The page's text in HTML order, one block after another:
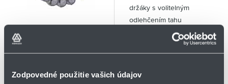
Zodpovedné použitie vašich údajov
držáky s volitelným
odlehčením tahu
K dispozici je vnitřní dělení
K dispozici vodicí žlab